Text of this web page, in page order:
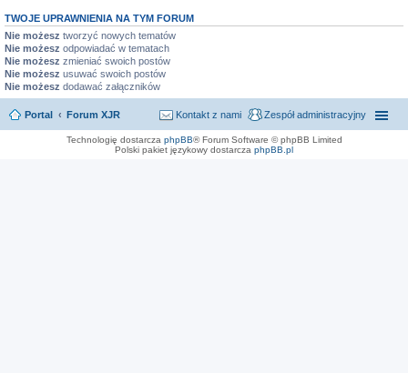
TWOJE UPRAWNIENIA NA TYM FORUM
Nie możesz tworzyć nowych tematów
Nie możesz odpowiadać w tematach
Nie możesz zmieniać swoich postów
Nie możesz usuwać swoich postów
Nie możesz dodawać załączników
Portal Forum XJR Zespół administracyjny
Kontakt z nami
Technologię dostarcza phpBB® Forum Software © phpBB Limited
Polski pakiet językowy dostarcza phpBB.pl